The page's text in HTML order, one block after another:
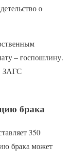
о
– госпошлину.
ЗАГС
брака
350
брака может